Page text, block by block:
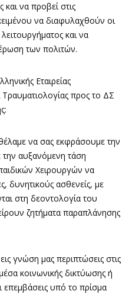
και να προβεί στις
να διαφυλαχθούν οι
και να
των πολιτών.
Εταιρείας
προς το ΔΣ
να σας εκφράσουμε την
την αυξανόμενη τάση
Χειρουργών να
δυνητικούς ασθενείς, με
στη δεοντολογία του
ζητήματα παραπλάνησης
γνώση μας περιπτώσεις στις
κοινωνικής δικτύωσης ή
επεμβάσεις υπό το πρίσμα